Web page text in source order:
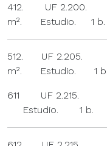
412. UF
m². Estudio. 1 b.
512. UF
m². Estudio. 1 b.
611 UF
Estudio. 1 b.